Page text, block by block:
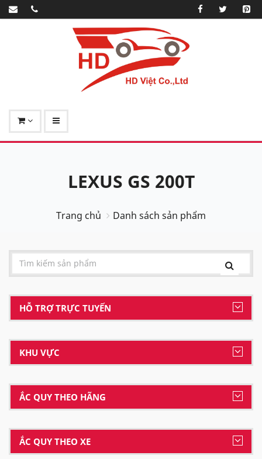
LEXUS GS 200T
Trang chủ Danh sách sản phẩm
HỖ TRỢ TRỰC TUYẾN
KHU VỰC
ẮC QUY THEO HÃNG
ẮC QUY THEO XE